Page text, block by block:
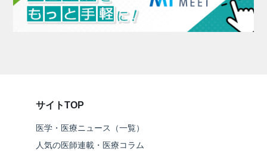
サイトTOP
医学・医療ニュース（一覧）
人気の医師連載・医療コラム